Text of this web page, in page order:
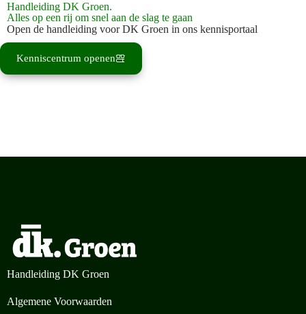
Handleiding DK Groen.
Alles op een rij om snel aan de slag te gaan
Open de handleiding voor DK Groen in ons kennisportaal
Kenniscentrum openen
Handleiding DK Groen
Algemene Voorwaarden